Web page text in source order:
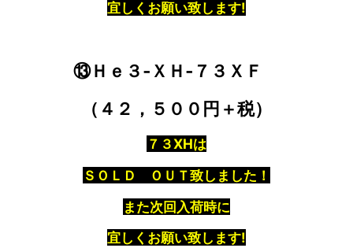
宜しくお願い致します!
⑬Ｈｅ３‐ＸＨ‐７３ＸＦ
（４２，５００円＋税）
７３XHは
ＳＯＬＤ ＯＵＴ致しました！
また次回入荷時に
宜しくお願い致します!